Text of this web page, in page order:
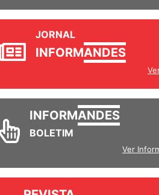
INFORM
INFORMANDES
BOLETIM
REVISTA
UNIVERSIDADE